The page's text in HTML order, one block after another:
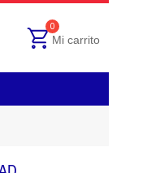
0
Mi carrito